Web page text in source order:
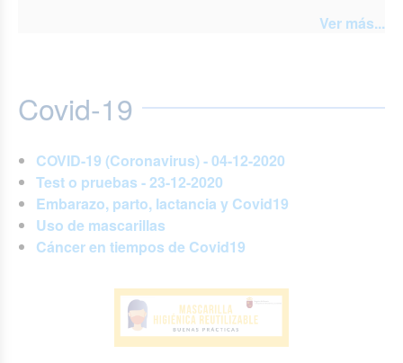
Ver más...
Covid-19
COVID-19 (Coronavirus) - 04-12-2020
Test o pruebas - 23-12-2020
Embarazo, parto, lactancia y Covid19
Uso de mascarillas
Cáncer en tiempos de Covid19